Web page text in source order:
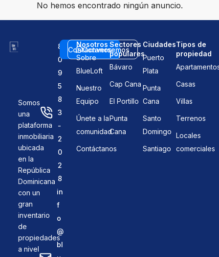
No hemos encontrado ningún anuncio.
Somos
una
plataforma
inmobiliaria
ubicada
en la
República
Dominicana
con un
gran
inventario
de
propiedades
a nivel
8
0
9
5
8
3
-
2
0
2
8
in
f
o
@
bl
Contáctanos
Conversemos
Nosotros
Sobre
BlueLoft
Nuestro
Equipo
Únete a la
comunidad
Contáctanos
Sectores
populares
Bávaro
Cap Cana
El Portillo
Punta
Cana
Ciudades
Puerto
Plata
Punta
Cana
Santo
Domingo
Santiago
Tipos de
propiedad
Casas
Villas
Terrenos
Locales
comerciales